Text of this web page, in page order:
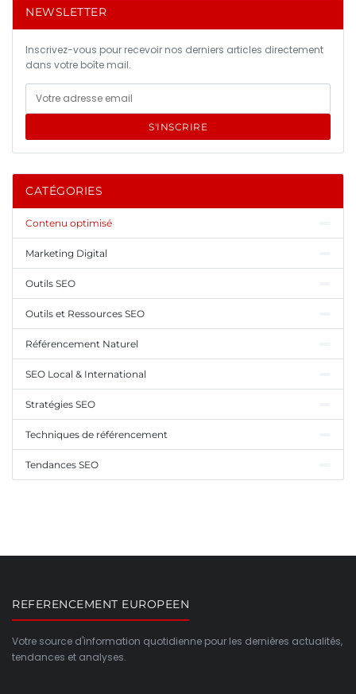
NEWSLETTER
Inscrivez-vous pour recevoir nos derniers articles directement
dans votre boîte mail.
S'INSCRIRE
CATÉGORIES
Contenu optimisé
Marketing Digital
Outils SEO
Outils et Ressources SEO
Référencement Naturel
SEO Local & International
Stratégies SEO
Techniques de référencement
Tendances SEO
REFERENCEMENT EUROPEEN
Votre source d'information quotidienne pour les dernières actualités,
tendances et analyses.